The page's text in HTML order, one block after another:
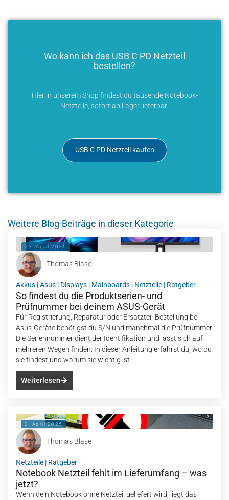
Wo kann ich das USB C PD Netzteil
bestellen?
Hier in unserem Shop findest du tausende Notebook-
Netzteile, sofort ab Lager lieferbar!
USB C PD Netzteil kaufen
Weitere Blog-Beiträge in dieser Kategorie
23. April 2026
Thomas Blase
Akkus |Asus | Displays | Mainboards | Netzteile | Ratgeber
So findest du die Produktserien- und
Prüfnummer bei deinem ASUS-Gerät
Für Registrierung, Reparatur oder Ersatzteil-Bestellung bei
Asus-Geräte benötigst du S/N und manchmal die Prüfnummer.
Die Seriennummer dient der Identifikation und lässt sich auf
mehreren Wegen finden. In dieser Anleitung erfährst du, wo du
sie findest und warum sie wichtig ist.
Weiterlesen
2. April 2026
Thomas Blase
Netzteile | Ratgeber
Notebook Netzteil fehlt im Lieferumfang – was
jetzt?
Wenn dein Notebook ohne Netzteil geliefert wird, liegt das